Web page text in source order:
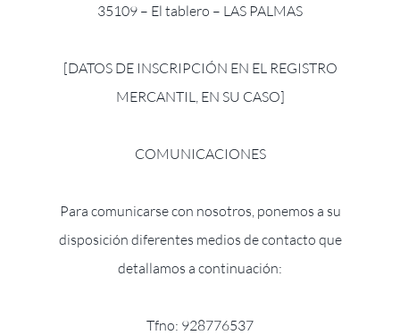
35109 – El tablero – LAS PALMAS
[DATOS DE INSCRIPCIÓN EN EL REGISTRO
MERCANTIL, EN SU CASO]
COMUNICACIONES
Para comunicarse con nosotros, ponemos a su
disposición diferentes medios de contacto que
detallamos a continuación:
Tfno: 928776537